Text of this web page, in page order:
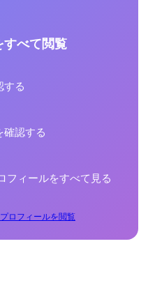
すべて閲覧
する
確認する
フィールをすべて見る
ロフィールを閲覧